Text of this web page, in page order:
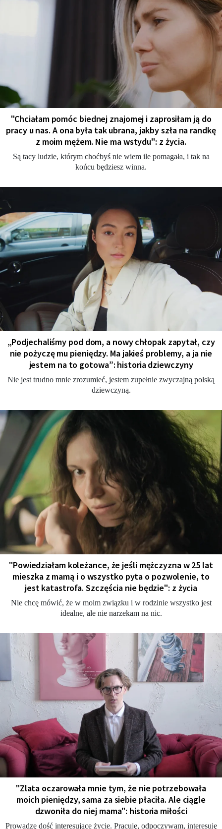
"Chciałam pomóc biednej znajomej i zaprosiłam ją do
pracy u nas. A ona była tak ubrana, jakby szła na randkę
z moim mężem. Nie ma wstydu": z życia.
Są tacy ludzie, którym choćbyś nie wiem ile pomagała, i tak na
końcu będziesz winna.
„Podjechaliśmy pod dom, a nowy chłopak zapytał, czy
nie pożyczę mu pieniędzy. Ma jakieś problemy, a ja nie
jestem na to gotowa”: historia dziewczyny
Nie jest trudno mnie zrozumieć, jestem zupełnie zwyczajną polską
dziewczyną.
"Powiedziałam koleżance, że jeśli mężczyzna w 25 lat
mieszka z mamą i o wszystko pyta o pozwolenie, to
jest katastrofa. Szczęścia nie będzie": z życia
Nie chcę mówić, że w moim związku i w rodzinie wszystko jest
idealne, ale nie narzekam na nic.
"Zlata oczarowała mnie tym, że nie potrzebowała
moich pieniędzy, sama za siebie płaciła. Ale ciągle
dzwoniła do niej mama": historia miłości
Prowadzę dość interesujące życie. Pracuję, odpoczywam, interesuję